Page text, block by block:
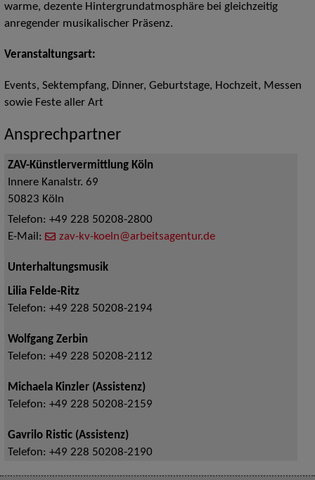
warme, dezente Hintergrundatmosphäre bei gleichzeitig
anregender musikalischer Präsenz.
Veranstaltungsart:
Events, Sektempfang, Dinner, Geburtstage, Hochzeit, Messen
sowie Feste aller Art
Ansprechpartner
ZAV-Künstlervermittlung Köln
Innere Kanalstr. 69
50823 Köln
Telefon: +49 228 50208-2800
E-Mail:
zav-kv-koeln@arbeitsagentur.de
Unterhaltungsmusik
Lilia Felde-Ritz
Telefon: +49 228 50208-2194
Wolfgang Zerbin
Telefon: +49 228 50208-2112
Michaela Kinzler (Assistenz)
Telefon: +49 228 50208-2159
Gavrilo Ristic (Assistenz)
Telefon: +49 228 50208-2190